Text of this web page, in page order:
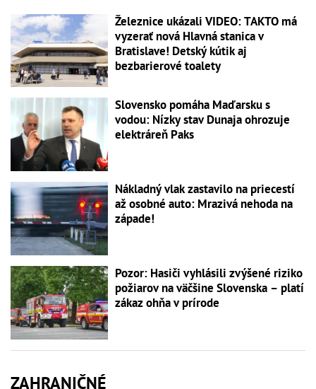
Železnice ukázali VIDEO: TAKTO má
vyzerať nová Hlavná stanica v
Bratislave! Detský kútik aj
bezbarierové toalety
Slovensko pomáha Maďarsku s
vodou: Nízky stav Dunaja ohrozuje
elektráreň Paks
Nákladný vlak zastavilo na priecestí
až osobné auto: Mrazivá nehoda na
západe!
Pozor: Hasiči vyhlásili zvýšené riziko
požiarov na väčšine Slovenska – platí
zákaz ohňa v prírode
ZAHRANIČNÉ